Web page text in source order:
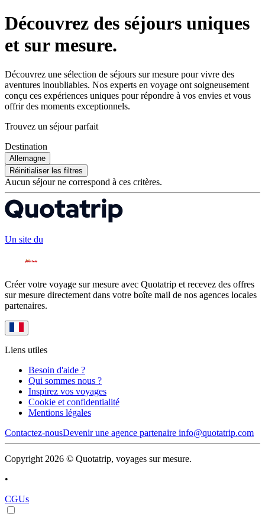
Découvrez des séjours uniques
et sur mesure.
Découvrez une sélection de séjours sur mesure pour vivre des
aventures inoubliables. Nos experts en voyage ont soigneusement
conçu ces expériences uniques pour répondre à vos envies et vous
offrir des moments exceptionnels.
Trouvez un séjour parfait
Destination
Allemagne
Réinitialiser les filtres
Aucun séjour ne correspond à ces critères.
Un site du
Créer votre voyage sur mesure avec Quotatrip et recevez des offres
sur mesure directement dans votre boîte mail de nos agences locales
partenaires.
Liens utiles
Besoin d'aide ?
Qui sommes nous ?
Inspirez vos voyages
Cookie et confidentialité
Mentions légales
Contactez-nousDevenir une agence partenaire info@quotatrip.com
Copyright 2026 © Quotatrip, voyages sur mesure.
•
CGUs